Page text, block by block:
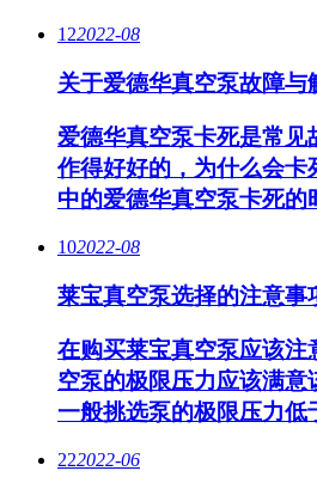
122022-08
关于爱德华真空泵故障与
爱德华真空泵卡死是常见
作得好好的，为什么会卡
中的爱德华真空泵卡死的
102022-08
莱宝真空泵选择的注意事
在购买莱宝真空泵应该注
空泵的极限压力应该满意
一般挑选泵的极限压力低
222022-06